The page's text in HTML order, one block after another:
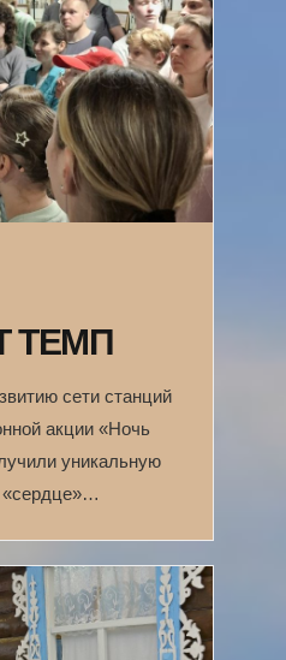
ТЕМП
сети станций
акции «Ночь
уникальную
«сердце»…